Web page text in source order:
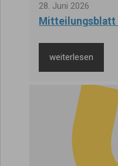
28. Juni 2026
Mitteilungsblatt
weiterlesen